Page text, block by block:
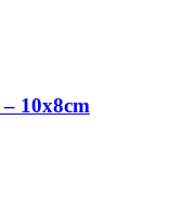
– 10x8cm